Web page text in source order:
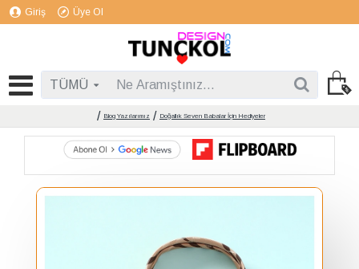
Giriş Üye Ol
TÜMÜ
Blog Yazılarımız Doğallık Seven Babalar İçin Hediyeler